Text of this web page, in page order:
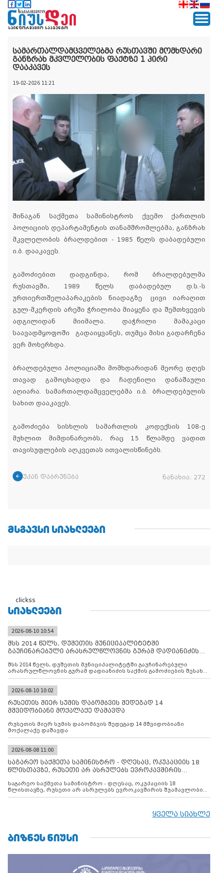
სამართალდამცველებმა რუსთავში მომხდარი
განზრახ მკვლელობის ფაქტზე 1 პირი
დააკავეს
19-02-2026 11:21
შინაგან საქმეთა სამინისტროს ქვემო ქართლის
პოლიციის დეპარტამენტის თანამშრომლებმა, განზრახ
მკვლელობის ბრალდებით - 1985 წელს დაბადებული
ი.ბ. დააკავეს.
გამოძიებით დადგინდა, რომ ბრალდებულმა
რუსთავში, 1989 წელს დაბადებულ დ.ს.-ს
ურთიერთშელაპარაკების ნიადაგზე ცივი იარაღით
გულ-მკერდის არეში ჭრილობა მიაყენა და შემთხვევის
ადგილიდან მიიმალა. დაჭრილი მამაკაცი
საავადმყოფოში გადაიყვანეს, თუმცა მისი გადარჩენა
ვერ მოხერხდა.
ბრალდებული პოლიციაში მომხდარიდან მეორე დღეს
თავად გამოცხადდა და ჩადენილი დანაშაული
აღიარა. სამართალდამცველებმა ი.ბ. ბრალდებულის
სახით დააკავეს.
გამოძიება სისხლის სამართლის კოდექსის 108-ე
მუხლით მიმდინარეობს, რაც 15 წლამდე ვადით
თავისუფლების აღკვეთას ითვალისწინებს.
უკან დაბრუნება ნანახია: 272
ᲛᲡᲒᲐᲕᲡᲘ ᲡᲘᲐᲮᲚᲔᲔᲑᲘ
clickss
ᲡᲘᲐᲮᲚᲔᲔᲑᲘ
2026-08-10 10:54
შსს 2014 წელს, დუშეთის მუნიციპალიტეტში
გაუჩინარებული არასრულწლოვნის გურამ დადიანიძის
შსს 2014 წელს, დუშეთის მუნიციპალიტეტში გაუჩინარებული
არასრულწლოვნის გურამ დადიანიძის საქმის გამოძიების შესახებ
ინფორმაციას ავრცელებს
2026-08-10 10:02
რუსეთის მიერ სუმის დაბომბვის შედეგად 14
მშვიდობიანი მოქალაქე დაშავდა
რუსეთის მიერ სუმის დაბომბვის შედეგად 14 მშვიდობიანი
მოქალაქე დაშავდა
2026-08-08 11:00
საგარეო საქმეთა სამინისტრო - დღესაც, ოკუპაციის 18
წლისთავზე, რუსეთი არ ასრულებს ევროკავშირის
საგარეო საქმეთა სამინისტრო - დღესაც, ოკუპაციის 18
წლისთავზე, რუსეთი არ ასრულებს ევროკავშირის შუამავლობით
დადებულ 2008 წლის 12 აგვისტოს ცეცხლის შეწყვეტის
მილიტარიზაციის პროცესს და აქტიურად დგამს ნაბიჯებს მათი
ყველა სიახლე
ᲑᲘᲖᲜᲔᲡ ᲜᲘᲣᲡᲘ